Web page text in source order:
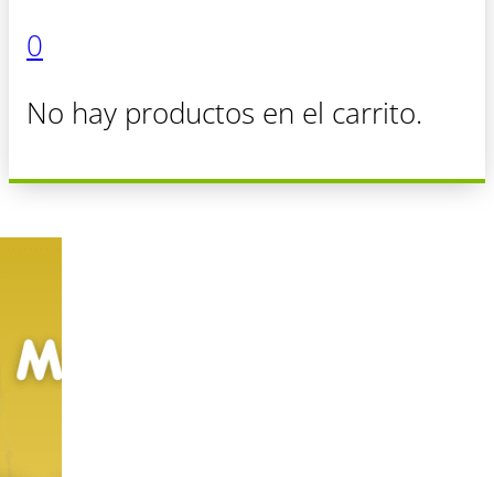
0
No hay productos en el carrito.